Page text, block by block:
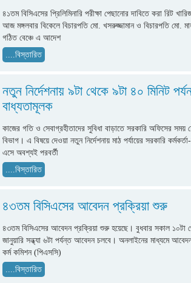
৪১তম বিসিএসের প্রিলিমিনারি পরীক্ষা পেছানোর দাবিতে করা রিট
আজ মঙ্গলবার বিকেলে বিচারপতি মো. খসরুজ্জামান ও বিচারপতি মো.
গঠিত বেঞ্চে এ আদেশ
....বিস্তারিত
নতুন নির্দেশনায় ৯টা থেকে ৯টা ৪০ মিনিট
বাধ্যতামূলক
কাজের গতি ও সেবাগ্রহীতাদের সুবিধা বাড়াতে সরকারি অফিসের সময়
বিভাগ। এ বিষয়ে দেওয়া নতুন নির্দেশনায় মাঠ পর্যায়ের সরকারি
এসে অবশ্যই পরবর্তী
....বিস্তারিত
৪৩তম বিসিএসের আবেদন প্রক্রিয়া শুরু
৪৩তম বিসিএসের আবেদন প্রক্রিয়া শুরু হয়েছে। বুধবার সকাল
জানুয়ারি সন্ধ্যা ৬টা পর্যন্ত আবেদন চলবে। অনলাইনের মাধ্যমে
কর্ম কমিশন (পিএসসি)
....বিস্তারিত